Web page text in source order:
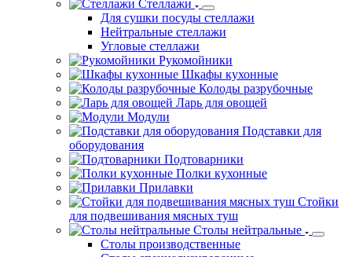
Стеллажи
Для сушки посуды стеллажи
Нейтральные стеллажи
Угловые стеллажи
Рукомойники
Шкафы кухонные
Колоды разрубочные
Ларь для овощей
Модули
Подставки для
оборудования
Подтоварники
Полки кухонные
Прилавки
Стойки
для подвешивания мясных туш
Столы нейтральные
Столы производственные